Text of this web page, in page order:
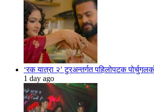
‘रक यात्रा २’ टुरअन्तर्गत पहिलोपटक
1 day ago